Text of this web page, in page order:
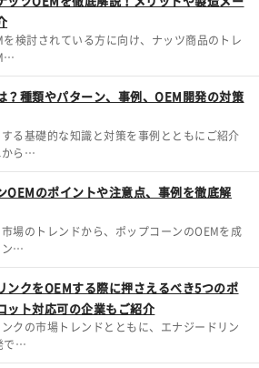
を検討されている方に向け、ナッツ商品のトレ
？種類やパターン、事例、OEM開発の対策
る基礎的な知識と対策を事例とともにご紹介
から…
OEMのポイントや注意点、事例を徹底解
場のトレンドから、ポップコーンのOEMを成
ン…
ンクをOEMする際に押さえるべき5つのポ
ット対応可の企業もご紹介
クの市場トレンドとともに、エナジードリン
で…